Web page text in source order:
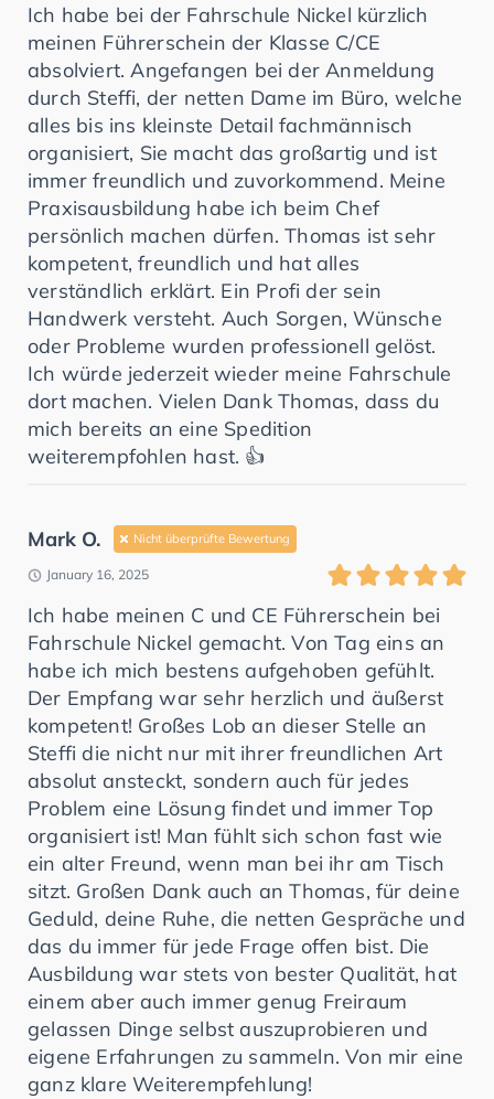
Ich habe bei der Fahrschule Nickel kürzlich
meinen Führerschein der Klasse C/CE
absolviert. Angefangen bei der Anmeldung
durch Steffi, der netten Dame im Büro, welche
alles bis ins kleinste Detail fachmännisch
organisiert, Sie macht das großartig und ist
immer freundlich und zuvorkommend. Meine
Praxisausbildung habe ich beim Chef
persönlich machen dürfen. Thomas ist sehr
kompetent, freundlich und hat alles
verständlich erklärt. Ein Profi der sein
Handwerk versteht. Auch Sorgen, Wünsche
oder Probleme wurden professionell gelöst.
Ich würde jederzeit wieder meine Fahrschule
dort machen. Vielen Dank Thomas, dass du
mich bereits an eine Spedition
weiterempfohlen hast. 👍
Mark O. Nicht überprüfte Bewertung
January 16, 2025
Ich habe meinen C und CE Führerschein bei
Fahrschule Nickel gemacht. Von Tag eins an
habe ich mich bestens aufgehoben gefühlt.
Der Empfang war sehr herzlich und äußerst
kompetent! Großes Lob an dieser Stelle an
Steffi die nicht nur mit ihrer freundlichen Art
absolut ansteckt, sondern auch für jedes
Problem eine Lösung findet und immer Top
organisiert ist! Man fühlt sich schon fast wie
ein alter Freund, wenn man bei ihr am Tisch
sitzt. Großen Dank auch an Thomas, für deine
Geduld, deine Ruhe, die netten Gespräche und
das du immer für jede Frage offen bist. Die
Ausbildung war stets von bester Qualität, hat
einem aber auch immer genug Freiraum
gelassen Dinge selbst auszuprobieren und
eigene Erfahrungen zu sammeln. Von mir eine
ganz klare Weiterempfehlung!